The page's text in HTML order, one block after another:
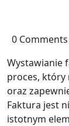
0 Comments
Wystawianie
proces, który
oraz
Faktura jest
istotnym